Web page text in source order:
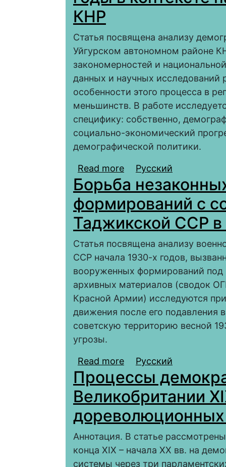
КНР
Статья посвящена анализу
Уйгурском автономном районе
закономерностей и
данных и научных
особенности этого процесса в
меньшинств. В работе
специфику: собственно,
социально-экономический
демографической политики.
Read more about
автономном районе в
политики КНР
Русский
Борьба
формирований с
Таджикской ССР в
Статья посвящена анализу
ССР начала 1930-х годов,
вооруженных формирований
архивных материалов (сводок
Красной Армии) исследуются
движения после его подавления
советскую территорию весной
угрозы.
Read more about Борьба
советской властью в
Русский
Процессы
Великобритании
дореволюционных
Аннотация. В статье
конца XIX – начала XX вв. на
системы через три